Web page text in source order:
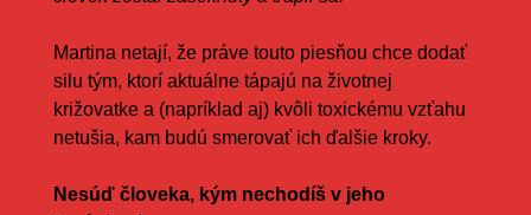
Martina netají, že práve touto piesňou chce dodať
silu tým, ktorí aktuálne tápajú na životnej
križovatke a (napríklad aj) kvôli toxickému vzťahu
netušia, kam budú smerovať ich ďalšie kroky.
Nesúď človeka, kým nechodíš v jeho